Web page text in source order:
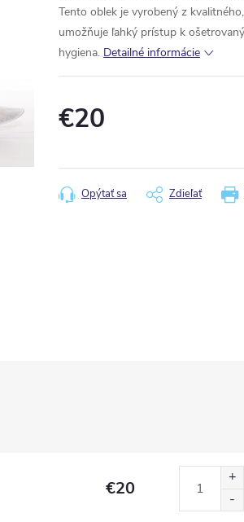
Tento oblek je vyrobený z
umožňuje ľahký prístup k
hygiena. Detailné informácie
€20
Opýtať sa Zdieľať
€20